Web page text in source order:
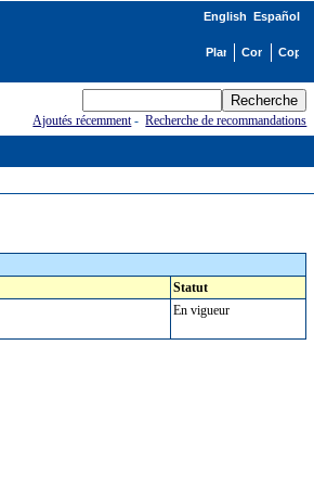
English Español
Ajoutés récemment-Recherche de recommandations
Statut
En vigueur